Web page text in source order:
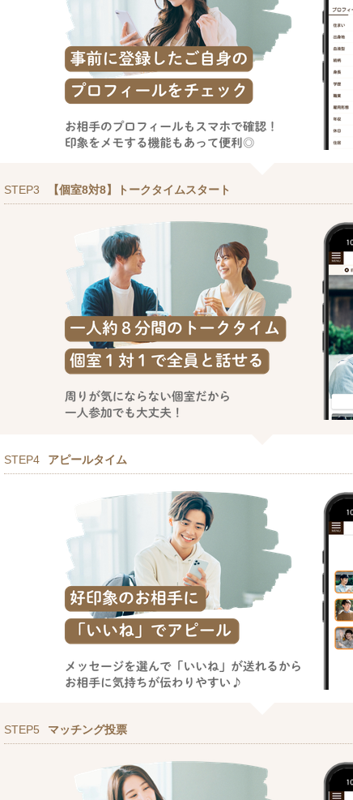
STEP3 【個室8対8】トークタイムスタート
STEP4 アピールタイム
STEP5 マッチング投票